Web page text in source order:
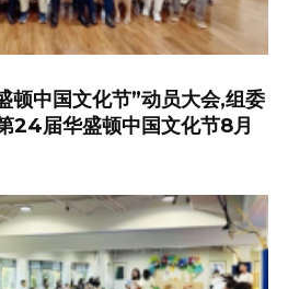
顿中国文化节”动员大会,组委
届华盛顿中国文化节8月